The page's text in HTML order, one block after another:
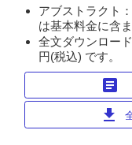
アブストラクト
は基本料金に含ま
全文ダウンロー
円(税込) です。
article
download